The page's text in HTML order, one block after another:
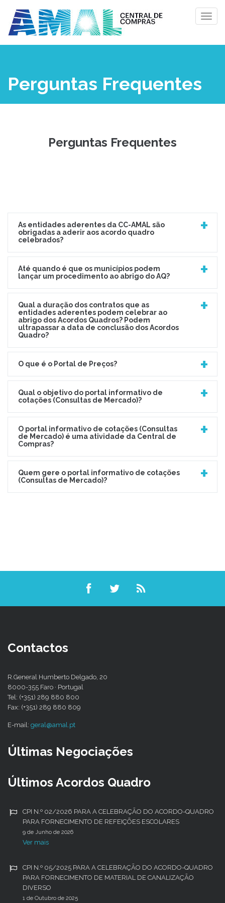
Perguntas Frequentes
Perguntas Frequentes
As entidades aderentes da CC-AMAL são
obrigadas a aderir aos acordo quadro
celebrados?
Até quando é que os municípios podem
lançar um procedimento ao abrigo do AQ?
Qual a duração dos contratos que as
entidades aderentes podem celebrar ao
abrigo dos Acordos Quadros? Podem
ultrapassar a data de conclusão dos Acordos
Quadro?
O que é o Portal de Preços?
Qual o objetivo do portal informativo de
cotações (Consultas de Mercado)?
O portal informativo de cotações (Consultas
de Mercado) é uma atividade da Central de
Compras?
Quem gere o portal informativo de cotações
(Consultas de Mercado)?
Contactos
R.General Humberto Delgado, 20
8000-355 Faro · Portugal
Tel: (+351) 289 880 800
Fax: (+351) 289 880 809
E-mail: geral@amal.pt
Últimas Negociações
Últimos Acordos Quadro
CPI N.º 02/2026 PARA A CELEBRAÇÃO DO ACORDO-QUADRO
PARA FORNECIMENTO DE REFEIÇÕES ESCOLARES
9 de Junho de 2026
Ver mais
CPI N.º 05/2025 PARA A CELEBRAÇÃO DO ACORDO-QUADRO
PARA FORNECIMENTO DE MATERIAL DE CANALIZAÇÃO
DIVERSO
1 de Outubro de 2025